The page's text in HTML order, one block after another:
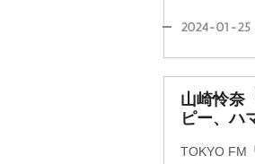
2024-01-25
山崎怜奈
ピー、ハ
TOKYO FM